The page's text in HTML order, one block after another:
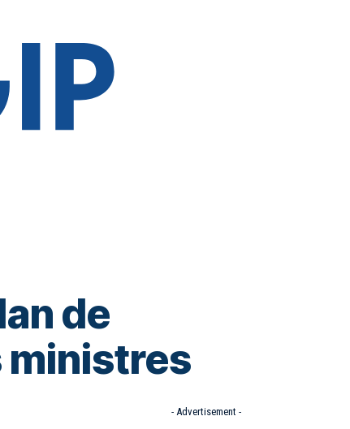
de
ministres
- Advertisement -